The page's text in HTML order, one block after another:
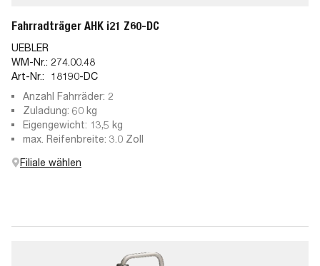
Fahrradträger AHK i21 Z60-DC
UEBLER
WM-Nr.: 274.00.48
Art-Nr.:
18190-DC
Anzahl Fahrräder: 2
Zuladung: 60 kg
Eigengewicht: 13,5 kg
max. Reifenbreite: 3.0 Zoll
Filiale wählen